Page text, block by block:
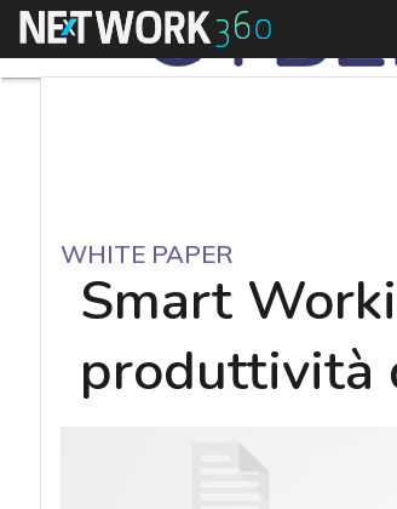
Menu
WHITE PAPER
Smart
produttività